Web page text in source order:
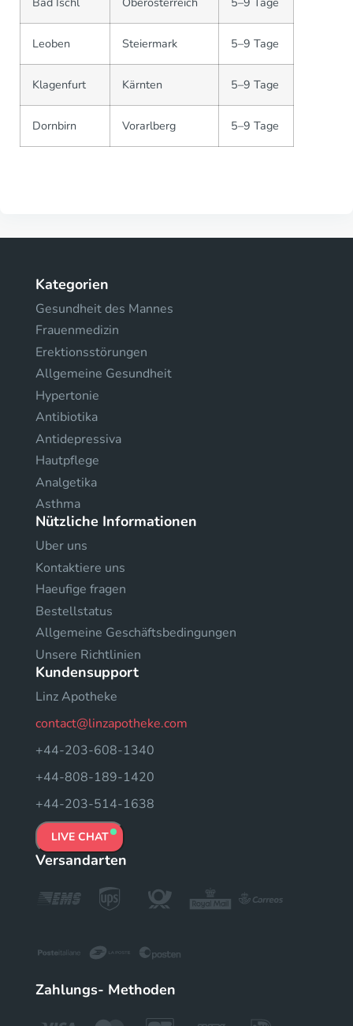
Leoben Steiermark 5–9 Tage
Klagenfurt Kärnten 5–9 Tage
Dornbirn Vorarlberg 5–9 Tage
Kategorien
Gesundheit des Mannes
Frauenmedizin
Erektionsstörungen
Allgemeine Gesundheit
Hypertonie
Antibiotika
Antidepressiva
Hautpflege
Analgetika
Asthma
Nützliche Informationen
Uber uns
Kontaktiere uns
Haeufige fragen
Bestellstatus
Allgemeine Geschäftsbedingungen
Unsere Richtlinien
Kundensupport
Linz Apotheke
contact@linzapotheke.com
+44-203-608-1340
+44-808-189-1420
+44-203-514-1638
LIVE CHAT
Versandarten
Zahlungs- Methoden